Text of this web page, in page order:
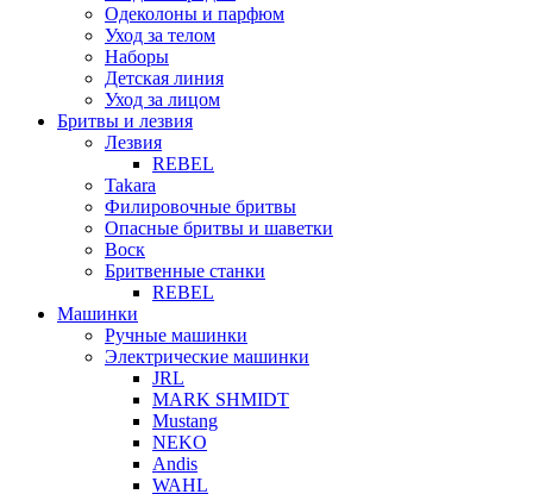
Одеколоны и парфюм
Уход за телом
Наборы
Детская линия
Уход за лицом
Бритвы и лезвия
Лезвия
REBEL
Takara
Филировочные бритвы
Опасные бритвы и шаветки
Воск
Бритвенные станки
REBEL
Машинки
Ручные машинки
Электрические машинки
JRL
MARK SHMIDT
Mustang
NEKO
Andis
WAHL